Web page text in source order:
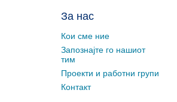
За нас
Кои сме ние
Запознајте го нашиот
тим
Проекти и работни групи
Контакт